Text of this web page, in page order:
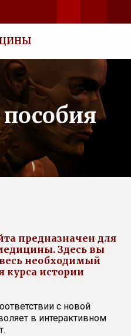
предназначен для
Здесь вы
необходимый
курса истории
с новой
в интерактивном